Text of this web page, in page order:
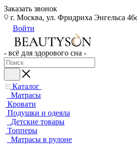
Заказать звонок
г. Москва, ул. Фридриха Энгельса
Войти
- всё для здорового сна -
Каталог
Матрасы
Кровати
Подушки и одеяла
Детские товары
Топперы
Матрасы в рулоне